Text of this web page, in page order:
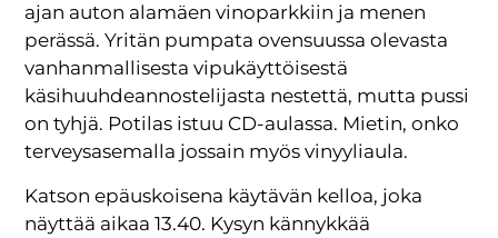
ajan auton alamäen vinoparkkiin ja menen
perässä. Yritän pumpata ovensuussa olevasta
vanhanmallisesta vipukäyttöisestä
käsihuuhdeannostelijasta nestettä, mutta pussi
on tyhjä. Potilas istuu CD-aulassa. Mietin, onko
terveysasemalla jossain myös vinyyliaula.
Katson epäuskoisena käytävän kelloa, joka
näyttää aikaa 13.40. Kysyn kännykkää